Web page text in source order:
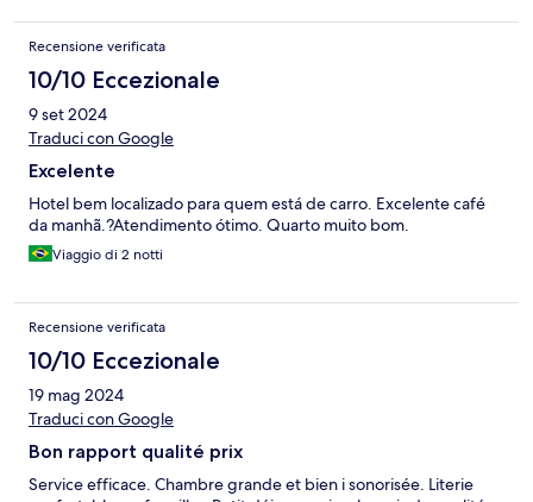
Recensione verificata
10/10 Eccezionale
9 set 2024
Traduci con Google
Excelente
Hotel bem localizado para quem está de carro. Excelente café
da manhã.?Atendimento ótimo. Quarto muito bom.
Viaggio di 2 notti
Recensione verificata
10/10 Eccezionale
19 mag 2024
Traduci con Google
Bon rapport qualité prix
Service efficace. Chambre grande et bien i sonorisée. Literie